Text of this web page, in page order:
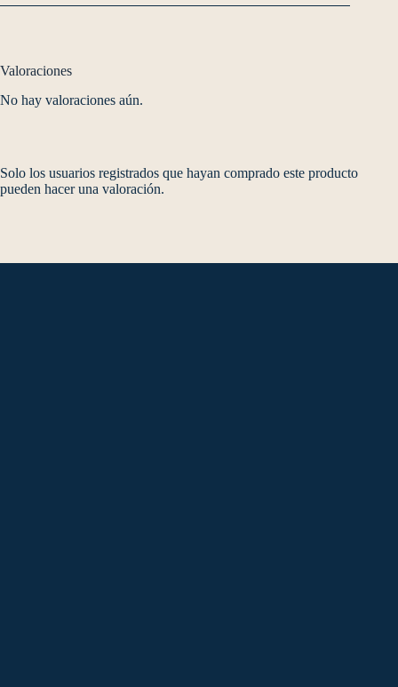
Valoraciones
No hay valoraciones aún.
Solo los usuarios registrados que hayan comprado este producto
pueden hacer una valoración.